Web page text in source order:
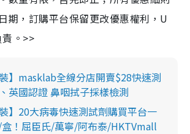
期，訂購平台保留更改優惠權利，U
。>>
】masklab全線分店開賣$28快速測
英國認證 鼻咽拭子採樣檢測
】20大病毒快速測試劑購買平台一
！屈臣氏/萬寧/阿布泰/HKTVmall